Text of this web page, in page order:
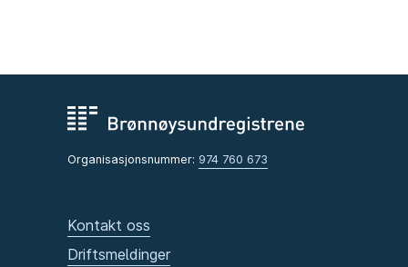
Organisasjonsnummer: 974 760 673
Kontakt oss
Driftsmeldinger